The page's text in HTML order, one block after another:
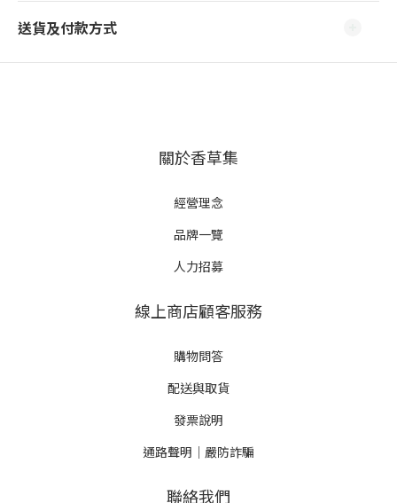
送貨及付款方式
關於香草集
經營理念
品牌一覽
人力招募
線上商店顧客服務
購物問答
配送與取貨
發票說明
通路聲明｜嚴防詐騙
聯絡我們